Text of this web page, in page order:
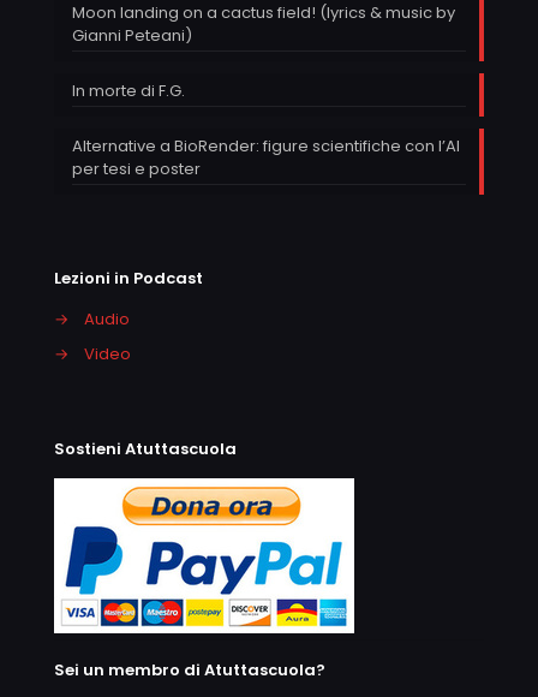
Moon landing on a cactus field! (lyrics & music by
Gianni Peteani)
In morte di F.G.
Alternative a BioRender: figure scientifiche con l’AI
per tesi e poster
Lezioni in Podcast
→
Audio
→
Video
Sostieni Atuttascuola
Sei un membro di Atuttascuola?